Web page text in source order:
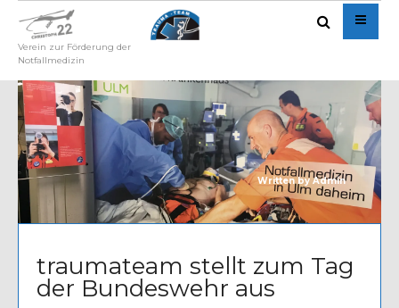
Verein zur Förderung der
Notfallmedizin
Written by Admin
traumateam stellt zum Tag
der Bundeswehr aus